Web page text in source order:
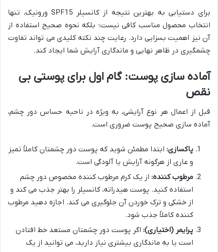
برای دستیابی به بهترین نتیجه از کانسیلر SPF15 ورونیک، تنها
انتخاب محصول مناسب کافی نیست؛ بلکه نحوه صحیح استفاده از
آن نیز اهمیت بسزایی دارد. رعایت چند نکته کلیدی می تواند تفاوت
چشمگیری در ظاهر نهایی و ماندگاری آرایش شما ایجاد کند.
آماده سازی پوست: گام اول برای پوستی بی
نقص
قبل از اعمال هر نوع آرایشی، به ویژه در ناحیه حساس دور چشم،
آماده سازی صحیح پوست ضروری است.
پاکسازی: ابتدا مطمئن شوید که پوست دور چشمتان کاملاً تمیز
و عاری از هرگونه آرایش یا آلودگی است.
مرطوب کننده: از یک کرم مرطوب کننده مخصوص دور چشم
استفاده کنید. پوست هیدراته، کانسیلر را بهتر جذب می کند و
از خشکی و ترک خوردن آن جلوگیری می کند. اجازه دهید مرطوب
کننده کاملاً جذب شود.
پرایمر (اختیاری): اگر پوست دور چشمتان مستعد خط افتادن
است یا به ماندگاری بیشتری نیاز دارید، می توانید از یک